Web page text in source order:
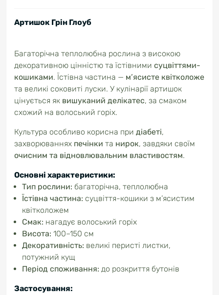
Артишок Грін Глоуб
Багаторічна теплолюбна рослина з високою
декоративною цінністю та їстівними суцвіттями-
кошиками. Їстівна частина — м’ясисте квітколоже
та великі соковиті луски. У кулінарії артишок
цінується як вишуканий делікатес, за смаком
схожий на волоський горіх.
Культура особливо корисна при діабеті,
захворюваннях печінки та нирок, завдяки своїм
очисним та відновлювальним властивостям.
Основні характеристики:
Тип рослини: багаторічна, теплолюбна
Їстівна частина: суцвіття-кошики з м’ясистим
квітколожем
Смак: нагадує волоський горіх
Висота: 100–150 см
Декоративність: великі перисті листки,
потужний кущ
Період споживання: до розкриття бутонів
Застосування: